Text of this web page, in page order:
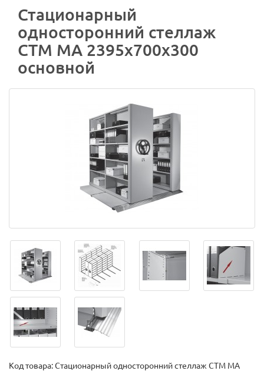
Стационарный
односторонний стеллаж
СТМ МА 2395х700х300
основной
Код товара:Стационарный односторонний стеллаж СТМ МА